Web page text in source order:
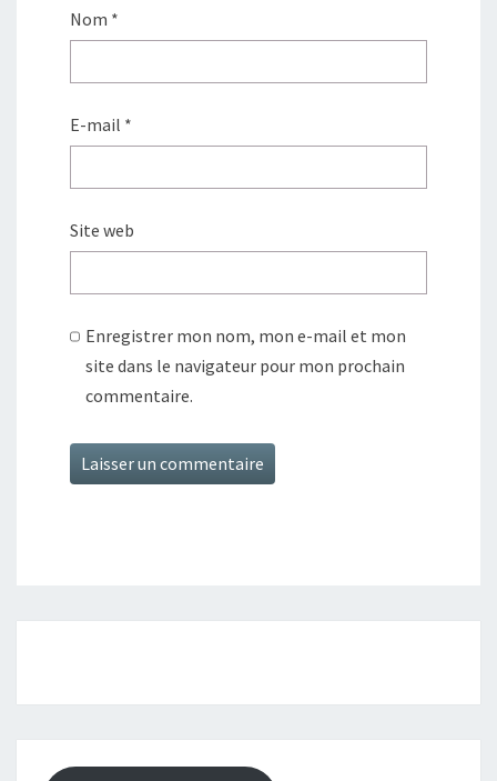
Nom *
E-mail *
Site web
Enregistrer mon nom, mon e-mail et mon
site dans le navigateur pour mon prochain
commentaire.